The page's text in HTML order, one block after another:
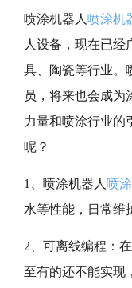
喷涂机器人 喷涂机
人设备，现在已经
具、陶瓷等行业。
员，将来也会成为
力量和喷涂行业的
呢？
1、喷涂机器人 喷
水等性能，日常维
2、可离线编程：
至有的还不能实现